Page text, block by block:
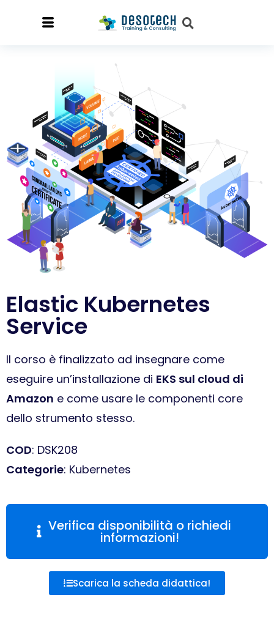
Elastic Kubernetes
Service
Il corso è finalizzato ad insegnare come
eseguire un’installazione di EKS sul cloud di
Amazon e come usare le componenti core
dello strumento stesso.
COD: DSK208
Categorie: Kubernetes
Verifica disponibilità o richiedi
informazioni!
Scarica la scheda didattica!